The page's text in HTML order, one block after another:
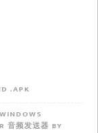
.APK
音频发送器 BY